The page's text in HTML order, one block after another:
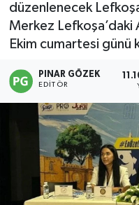
düzenlenecek
Merkez Lefkoşa’daki
Ekim cumartesi günü
PINAR GÖZEK
EDITÖR